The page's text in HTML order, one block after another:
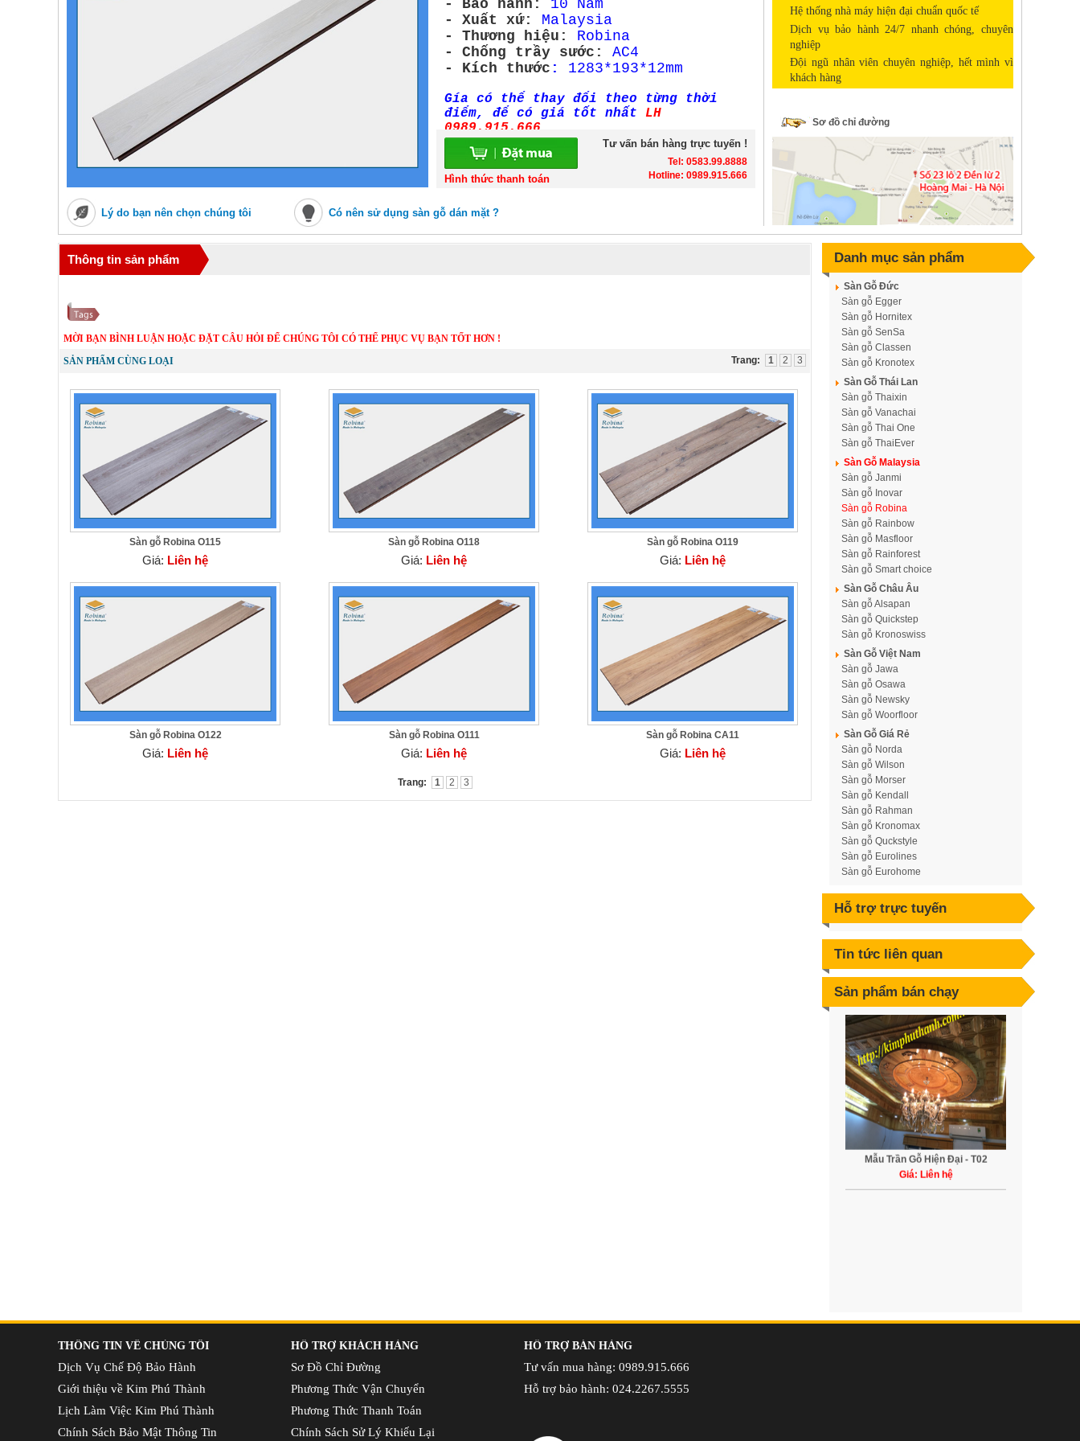
Lý do bạn nên chọn chúng tôi Có nên sử dụng sàn gỗ dán mặt ?
- Bảo hành:
10 Năm
- Xuất xứ:
Malaysia
- Thương hiệu:
Robina
- Chống trầy sước:
AC4
- Kích thước : 1283*193*12mm
Gía có thể thay đổi theo từng thời
điểm, để có giá tốt nhất LH
0989.915.666
Hình thức thanh toán
Tư vấn bán hàng trực tuyến !
Tel: 0583.99.8888
Hotline: 0989.915.666
Hệ thống nhà máy hiện đại chuẩn quốc tế
Dịch vụ bảo hành 24/7 nhanh chóng, chuyên
nghiệp
Đội ngũ nhân viên chuyên nghiệp, hết mình vì
khách hàng
Sơ đồ chỉ đường
Thông tin sản phẩm
MỜI BẠN BÌNH LUẬN HOẶC ĐẶT CÂU HỎI ĐỂ CHÚNG TÔI CÓ THỂ PHỤC VỤ BẠN TỐT HƠN !
Trang:
1 2 3
SẢN PHẨM CÙNG LOẠI
Sàn gỗ Robina O115
Giá: Liên hệ
Sàn gỗ Robina O118
Giá: Liên hệ
Sàn gỗ Robina O119
Giá: Liên hệ
Sàn gỗ Robina O122
Giá: Liên hệ
Sàn gỗ Robina O111
Giá: Liên hệ
Sàn gỗ Robina CA11
Giá: Liên hệ
Trang: 1 2 3
Danh mục sản phẩm
Sàn Gỗ Đức
Sàn gỗ Egger
Sàn gỗ Hornitex
Sàn gỗ SenSa
Sàn gỗ Classen
Sàn gỗ Kronotex
Sàn Gỗ Thái Lan
Sàn gỗ Thaixin
Sàn gỗ Vanachai
Sàn gỗ Thai One
Sàn gỗ ThaiEver
Sàn Gỗ Malaysia
Sàn gỗ Janmi
Sàn gỗ Inovar
Sàn gỗ Robina
Sàn gỗ Rainbow
Sàn gỗ Masfloor
Sàn gỗ Rainforest
Sàn gỗ Smart choice
Sàn Gỗ Châu Âu
Sàn gỗ Alsapan
Sàn gỗ Quickstep
Sàn gỗ Kronoswiss
Sàn Gỗ Việt Nam
Sàn gỗ Jawa
Sàn gỗ Osawa
Sàn gỗ Newsky
Sàn gỗ Woorfloor
Sàn Gỗ Giá Rẻ
Sàn gỗ Norda
Sàn gỗ Wilson
Sàn gỗ Morser
Sàn gỗ Kendall
Sàn gỗ Rahman
Sàn gỗ Kronomax
Sàn gỗ Quckstyle
Sàn gỗ Eurolines
Sàn gỗ Eurohome
Hỗ trợ trực tuyến
Tin tức liên quan
Sản phẩm bán chạy
Giá: 3,100,000 VNĐ
Trần Gỗ Tự Nhiên Pơmu - T16
Giá: Liên hệ
Trần Gỗ Tự Nhiên Pơmu - T14
Giá: Liên hệ
Trần Gỗ Tự Nhiên Pơ Mu -T04
Giá: Liên hệ
Trần Gỗ Tự Nhiên Phòng Khách -
T03
Giá: Liên hệ
Mẫu Trần Gỗ Hiện Đại - T02
THÔNG TIN VỀ CHÚNG TÔI
Dịch Vụ Chế Độ Bảo Hành
Giới thiệu về Kim Phú Thành
Lịch Làm Việc Kim Phú Thành
Chính Sách Bảo Mật Thông Tin
HỖ TRỢ KHÁCH HÀNG
Sơ Đồ Chỉ Đường
Phương Thức Vận Chuyển
Phương Thức Thanh Toán
Chính Sách Sử Lý Khiếu Lại
HỖ TRỢ BÁN HÀNG
Tư vấn mua hàng: 0989.915.666
Hỗ trợ bảo hành: 024.2267.5555